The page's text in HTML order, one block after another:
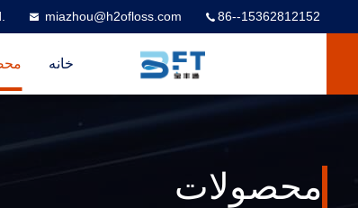
miazhou@h2ofloss.com 86--15362812152
خانه
محصولات